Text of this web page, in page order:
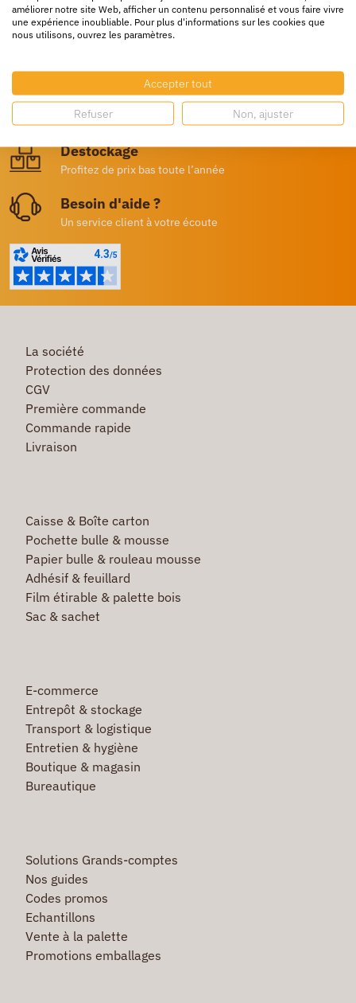
24/72h partout en europe
Livraison gratuite
Dès 250€ HT d’achat
Destockage
Profitez de prix bas toute l’année
Besoin d'aide ?
Un service client à votre écoute
La société
Protection des données
CGV
Première commande
Commande rapide
Livraison
Caisse & Boîte carton
Pochette bulle & mousse
Papier bulle & rouleau mousse
Adhésif & feuillard
Film étirable & palette bois
Sac & sachet
E-commerce
Entrepôt & stockage
Transport & logistique
Entretien & hygiène
Boutique & magasin
Bureautique
Solutions Grands-comptes
Nos guides
Codes promos
Echantillons
Vente à la palette
Promotions emballages
améliorer notre site Web, afficher un contenu personnalisé et vous faire vivre
une expérience inoubliable. Pour plus d'informations sur les cookies que
nous utilisons, ouvrez les paramètres.
Accepter tout
Refuser Non, ajuster